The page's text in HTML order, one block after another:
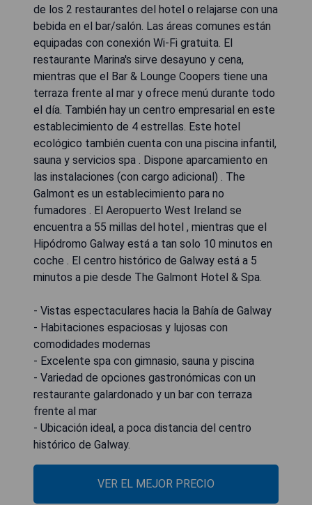
de los 2 restaurantes del hotel o relajarse con una
bebida en el bar/salón. Las áreas comunes están
equipadas con conexión Wi-Fi gratuita. El
restaurante Marina's sirve desayuno y cena,
mientras que el Bar & Lounge Coopers tiene una
terraza frente al mar y ofrece menú durante todo
el día. También hay un centro empresarial en este
establecimiento de 4 estrellas. Este hotel
ecológico también cuenta con una piscina infantil,
sauna y servicios spa . Dispone aparcamiento en
las instalaciones (con cargo adicional) . The
Galmont es un establecimiento para no
fumadores . El Aeropuerto West Ireland se
encuentra a 55 millas del hotel , mientras que el
Hipódromo Galway está a tan solo 10 minutos en
coche . El centro histórico de Galway está a 5
minutos a pie desde The Galmont Hotel & Spa.
- Vistas espectaculares hacia la Bahía de Galway
- Habitaciones espaciosas y lujosas con
comodidades modernas
- Excelente spa con gimnasio, sauna y piscina
- Variedad de opciones gastronómicas con un
restaurante galardonado y un bar con terraza
frente al mar
- Ubicación ideal, a poca distancia del centro
histórico de Galway.
VER EL MEJOR PRECIO